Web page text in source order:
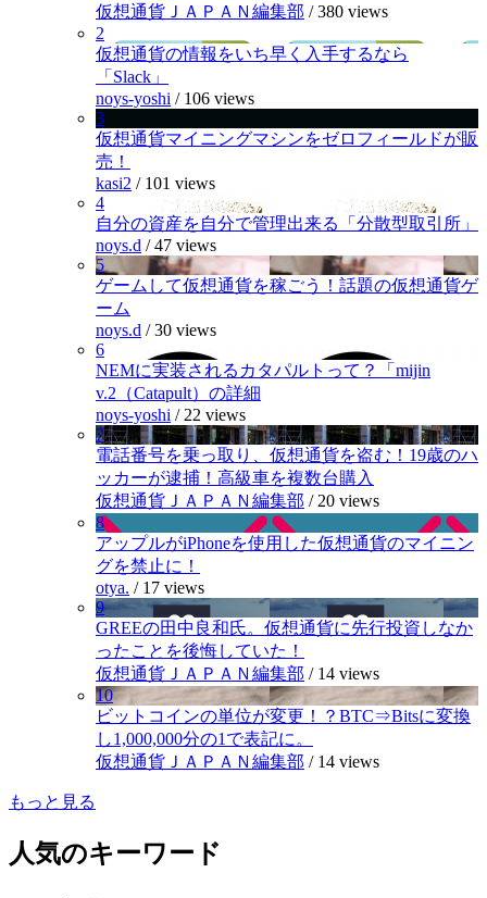
仮想通貨ＪＡＰＡＮ編集部 /380 views
2
仮想通貨の情報をいち早く入手するなら
「Slack」
noys-yoshi / 106 views
3
仮想通貨マイニングマシンをゼロフィールドが販
売！
kasi2 / 101 views
4
自分の資産を自分で管理出来る「分散型取引所」
noys.d /47 views
5
ゲームして仮想通貨を稼ごう！話題の仮想通貨ゲ
ーム
noys.d /30 views
6
NEMに実装されるカタパルトって？「mijin
v.2（Catapult）の詳細
noys-yoshi / 22 views
7
電話番号を乗っ取り、仮想通貨を盗む！19歳のハ
ッカーが逮捕！高級車を複数台購入
仮想通貨ＪＡＰＡＮ編集部 / 20 views
8
アップルがiPhoneを使用した仮想通貨のマイニン
グを禁止に！
otya. / 17 views
9
GREEの田中良和氏。仮想通貨に先行投資しなか
ったことを後悔していた！
仮想通貨ＪＡＰＡＮ編集部 / 14 views
10
ビットコインの単位が変更！？BTC⇒Bitsに変換
し1,000,000分の1で表記に。
仮想通貨ＪＡＰＡＮ編集部 / 14 views
もっと見る
人気のキーワード